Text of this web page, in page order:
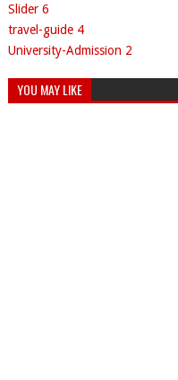
Slider 6
travel-guide 4
University-Admission 2
YOU MAY LIKE